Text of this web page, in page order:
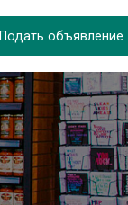
Подать объявление